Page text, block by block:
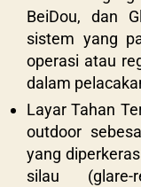
BeiDou, dan
sistem yang
operasi atau
dalam
Layar Tahan
outdoor
yang
silau (glare-